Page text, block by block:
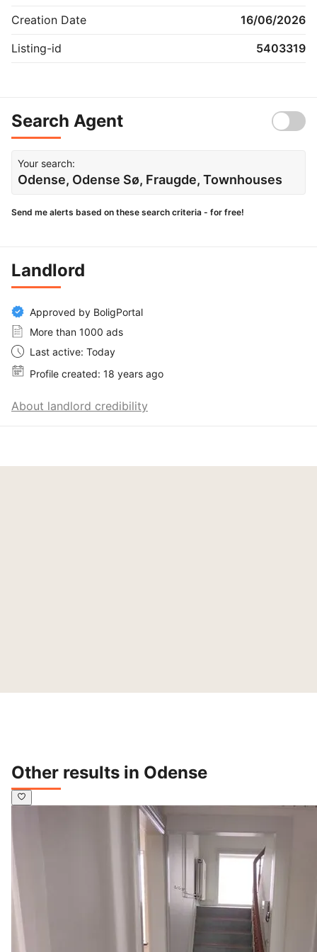
Creation Date
16/06/2026
Listing-id
5403319
Search Agent
Your search:
Odense, Odense Sø, Fraugde, Townhouses
Send me alerts based on these search criteria - for free!
Landlord
Approved by BoligPortal
More than 1000 ads
Last active: Today
Profile created: 18 years ago
About landlord credibility
Other results in Odense